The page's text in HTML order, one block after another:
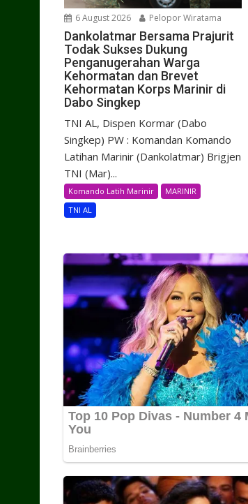
6 August 2026 Pelopor Wiratama
Dankolatmar Bersama Prajurit
Todak Sukses Dukung
Penganugerahan Warga
Kehormatan dan Brevet
Kehormatan Korps Marinir di
Dabo Singkep
TNI AL, Dispen Kormar (Dabo
Singkep) PW : Komandan Komando
Latihan Marinir (Dankolatmar) Brigjen
TNI (Mar)...
Komando Latih Marinir
MARINIR
TNI AL